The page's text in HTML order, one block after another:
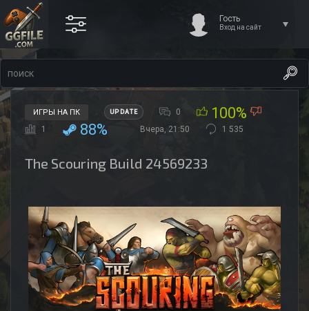
Гость
Вход на сайт
ИГРЫ НА ПК UPDATE 0 100%
1 88% Вчера, 21:50 1 535
The Scouring Build 24569233